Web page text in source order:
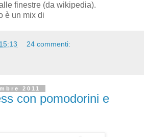
finestre (da wikipedia).
è un mix di
15:13 24 commenti:
2011
con pomodorini e